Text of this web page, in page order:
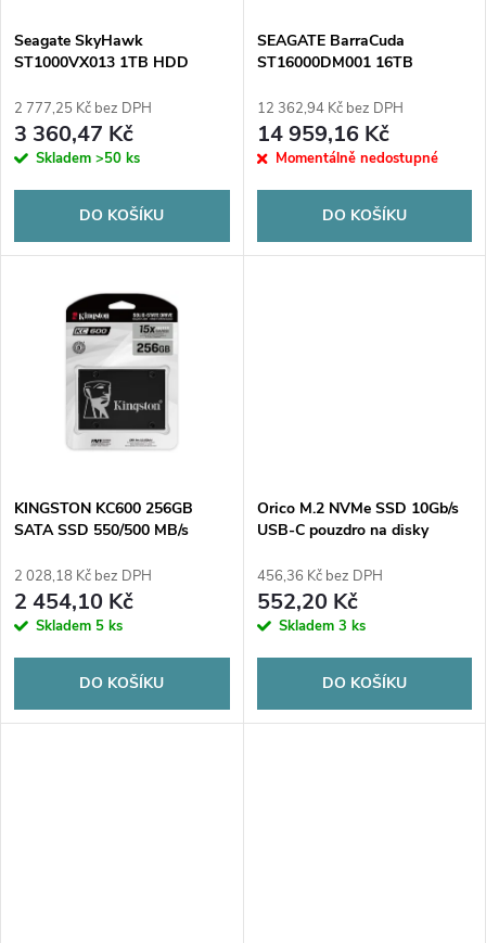
p
r
o
u
s
p
r
o
d
Seagate SkyHawk
ST1000VX013 1TB HDD
2 777,25 Kč bez DPH
3 360,47 Kč
Skladem >50 ks
DO KOŠÍKU
SEAGATE BarraCuda
ST16000DM001 16TB
12 362,94 Kč bez DPH
14 959,16 Kč
Momentálně nedostupné
DO KOŠÍKU
KINGSTON KC600 256GB
SATA SSD 550/500 MB/s
2 028,18 Kč bez DPH
2 454,10 Kč
Skladem 5 ks
DO KOŠÍKU
Orico M.2 NVMe SSD 10Gb/s
USB-C pouzdro na disky
456,36 Kč bez DPH
552,20 Kč
Skladem 3 ks
DO KOŠÍKU